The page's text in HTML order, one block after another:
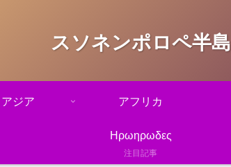
スソネンポロペ半島
アジア アフリカ
Ηρωηρωδες
注目記事